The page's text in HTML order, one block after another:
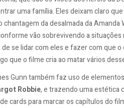
uma família. Eles deixam claro
da desalmada da Amanda
vão sobrevivendo a
se lidar com eles e fazer com que
que o filme cria ao matar vários
Gunn também faz uso de
Robbie, e trazendo uma estética
cards para marcar os capítulos do